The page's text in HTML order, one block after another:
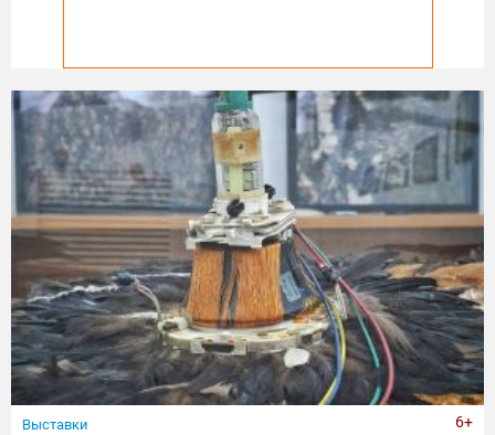
Выставки 6+